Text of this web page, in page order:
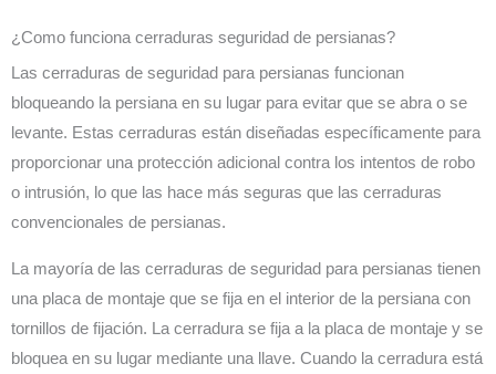
¿Como funciona cerraduras seguridad de persianas?
Las cerraduras de seguridad para persianas funcionan
bloqueando la persiana en su lugar para evitar que se abra o se
levante. Estas cerraduras están diseñadas específicamente para
proporcionar una protección adicional contra los intentos de robo
o intrusión, lo que las hace más seguras que las cerraduras
convencionales de persianas.
La mayoría de las cerraduras de seguridad para persianas tienen
una placa de montaje que se fija en el interior de la persiana con
tornillos de fijación. La cerradura se fija a la placa de montaje y se
bloquea en su lugar mediante una llave. Cuando la cerradura está